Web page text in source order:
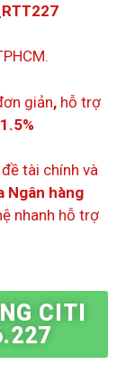
giản, hỗ trợ
tài chính và
Ngân hàng
nhanh hỗ trợ
CITI